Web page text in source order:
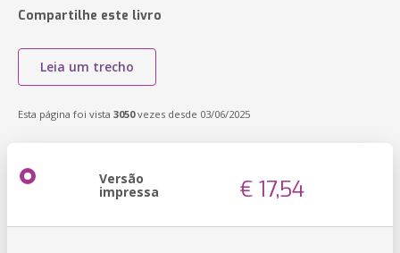
Compartilhe este livro
Leia um trecho
Esta página foi vista 3050vezes desde 03/06/2025
Versão
impressa € 17,54